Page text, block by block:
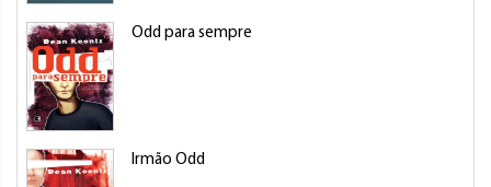
Odd para sempre
Irmão Odd